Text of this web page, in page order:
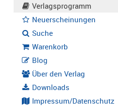
Verlagsprogramm
Neuerscheinungen
Suche
Warenkorb
Blog
Über den Verlag
Downloads
Impressum/Datenschutz